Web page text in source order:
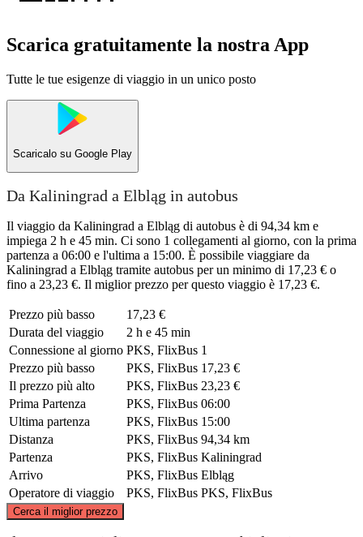
Scarica gratuitamente la nostra App
Tutte le tue esigenze di viaggio in un unico posto
Scaricalo su Google Play
Da Kaliningrad a Elbląg in autobus
Il viaggio da Kaliningrad a Elbląg di autobus è di 94,34 km e
impiega 2 h e 45 min. Ci sono 1 collegamenti al giorno, con la prima
partenza a 06:00 e l'ultima a 15:00. È possibile viaggiare da
Kaliningrad a Elbląg tramite autobus per un minimo di 17,23 € o
fino a 23,23 €. Il miglior prezzo per questo viaggio è 17,23 €.
Prezzo più basso
17,23 €
Durata del viaggio
2 h e 45 min
Connessione al giorno PKS, FlixBus 1
Prezzo più basso
PKS, FlixBus 17,23 €
Il prezzo più alto
PKS, FlixBus 23,23 €
Prima Partenza
PKS, FlixBus 06:00
Ultima partenza
PKS, FlixBus 15:00
Distanza
PKS, FlixBus 94,34 km
Partenza
PKS, FlixBus Kaliningrad
Arrivo
PKS, FlixBus Elbląg
Operatore di viaggio
PKS, FlixBus PKS, FlixBus
Cerca il miglior prezzo
©CARTO, ©OpenStreetMap